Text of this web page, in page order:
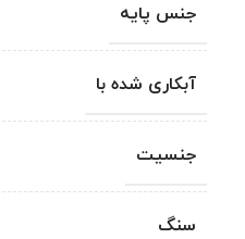
جنس پایه
آبکاری شده با
جنسیت
سنگ